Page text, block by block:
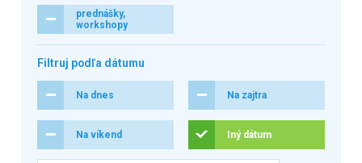
prednášky,
workshopy
Filtruj podľa dátumu
Na dnes Na zajtra
Na víkend Iný dátum